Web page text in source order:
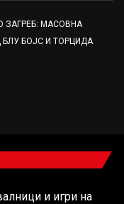
ЗАГРЕБ: МАСОВНА
БЛУ БОЈС И ТОРЦИДА
и игри на